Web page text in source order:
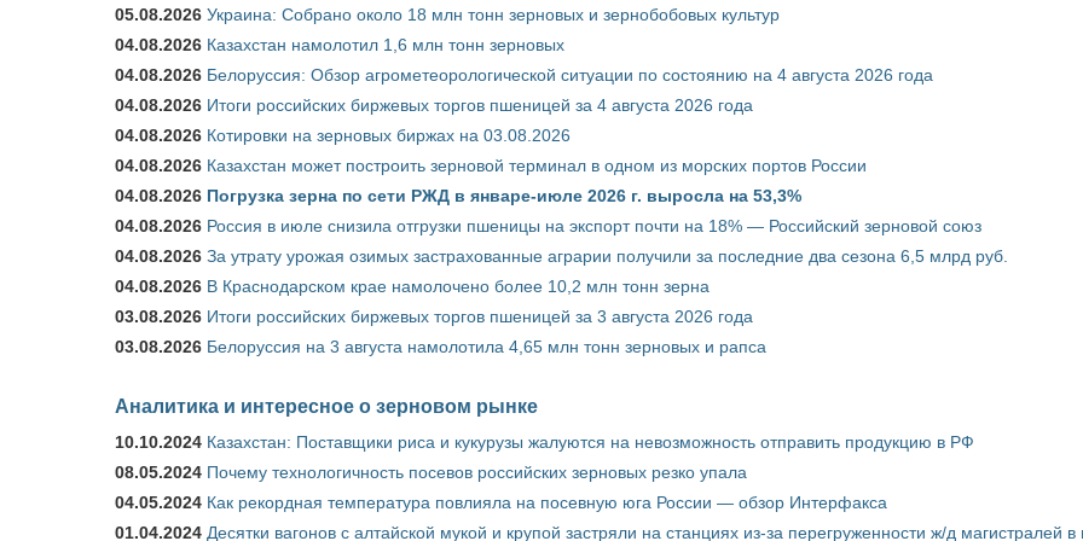
05.08.2026 Украина: Собрано около 18 млн тонн зерновых и зернобобовых культур
04.08.2026 Казахстан намолотил 1,6 млн тонн зерновых
04.08.2026 Белоруссия: Обзор агрометеорологической ситуации по состоянию на 4 августа 2026 года
04.08.2026 Итоги российских биржевых торгов пшеницей за 4 августа 2026 года
04.08.2026 Котировки на зерновых биржах на 03.08.2026
04.08.2026 Казахстан может построить зерновой терминал в одном из морских портов России
04.08.2026 Погрузка зерна по сети РЖД в январе-июле 2026 г. выросла на 53,3%
04.08.2026 Россия в июле снизила отгрузки пшеницы на экспорт почти на 18% — Российский зерновой союз
04.08.2026 За утрату урожая озимых застрахованные аграрии получили за последние два сезона 6,5 млрд руб.
04.08.2026 В Краснодарском крае намолочено более 10,2 млн тонн зерна
03.08.2026 Итоги российских биржевых торгов пшеницей за 3 августа 2026 года
03.08.2026 Белоруссия на 3 августа намолотила 4,65 млн тонн зерновых и рапса
Аналитика и интересное о зерновом рынке
10.10.2024 Казахстан: Поставщики риса и кукурузы жалуются на невозможность отправить продукцию в РФ
08.05.2024 Почему технологичность посевов российских зерновых резко упала
04.05.2024 Как рекордная температура повлияла на посевную юга России — обзор Интерфакса
01.04.2024 Десятки вагонов с алтайской мукой и крупой застряли на станциях из-за перегруженности ж/д магистралей в